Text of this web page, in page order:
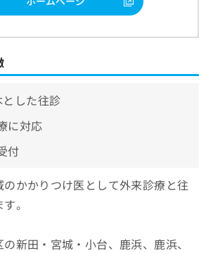
した往診
に対応
付
かかりつけ医として外来診療と往
。
新田・宮城・小台、鹿浜、鹿浜、